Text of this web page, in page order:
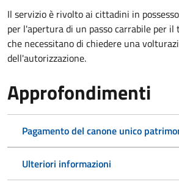
Il servizio è rivolto ai cittadini in
per l'apertura di un passo carrabile per
che necessitano di chiedere una
dell'autorizzazione.
Approfondimenti
Pagamento del canone unico
Ulteriori informazioni